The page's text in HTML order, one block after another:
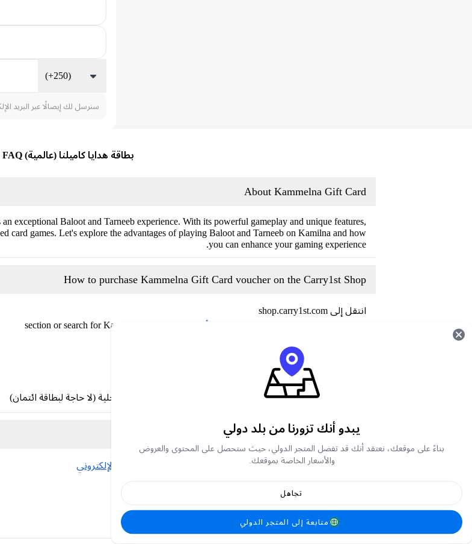
(+250)
سنرسل لك إيصالًا عبر البريد
بطاقة هدايا كاميلنا (عالمية) FAQ
About Kammelna Gift Card
exceptional Baloot and Tarneeb experience. With its powerful gameplay and unique features,
card games. Let's explore the advantages of playing Baloot and Tarneeb on Kamilna and how
you can enhance your gaming experience.
How to purchase Kammelna Gift Card voucher on the Carry1st Shop
انتقل إلى shop.carry1st.com
قسائم بطاقات هدايا الألعاب
اختر باقة بطاقة هدايا كاميلنا التي ترغب في شرائها
أدخل عنوان بريدك الالكتروني
أضف كمية مشترياتك
اشترِ بطاقة هدايا كاميلنا الخاصة بك من خلال طرق الدفع الآمنة المحلية (لا حاجة لبطاقة ائتمان)
How to redeem Kammelna Gift Card?
Log in to your account or create a new one using the
موقع كاميلنا الإلكتروني
Enter your code in the required field -
انقر على تفعيل الرمز
سيتم تفعيل الاشتراك في حسابك
يبدو أنك تزورنا من بلد دولي
بناءً على موقعك، نعتقد أنك قد تفضل المتجر الدولي، حيث ستحصل على المحتوى والعروض
والأسعار الخاصة بموقعك.
تجاهل
متابعة إلى المتجر الدولي